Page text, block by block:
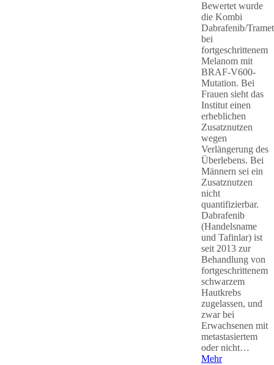
Bewertet wurde
die Kombi
Dabrafenib/
bei
fortgeschrittenem
Melanom mit
BRAF-V600-
Mutation. Bei
Frauen sieht das
Institut einen
erheblichen
Zusatznutzen
wegen
Verlängerung des
Überlebens. Bei
Männern sei ein
Zusatznutzen
nicht
quantifizierbar.
Dabrafenib
(Handelsname
und Tafinlar) ist
seit 2013 zur
Behandlung von
fortgeschrittenem
schwarzem
Hautkrebs
zugelassen, und
zwar bei
Erwachsenen mit
metastasiertem
oder nicht…
Mehr